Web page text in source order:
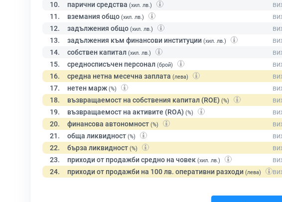
10. парични средства (хил. лв.)
11. вземания общо (хил. лв.)
12. задължения общо (хил. лв.)
13. задължения към финансови институции (хил. лв.)
14. собствен капитал (хил. лв.)
15. средносписъчен персонал (брой)
16. средна нетна месечна заплата (лева)
17. нетен марж (%)
18. възвращаемост на собствения капитал (ROE) (%)
19. възвращаемост на активите (ROA) (%)
20. финансова автономност (%)
21. обща ликвидност (%)
22. бърза ликвидност (%)
23. приходи от продажби средно на човек (хил. лв.)
24. приходи от продажби на 100 лв. оперативни разходи (лева)